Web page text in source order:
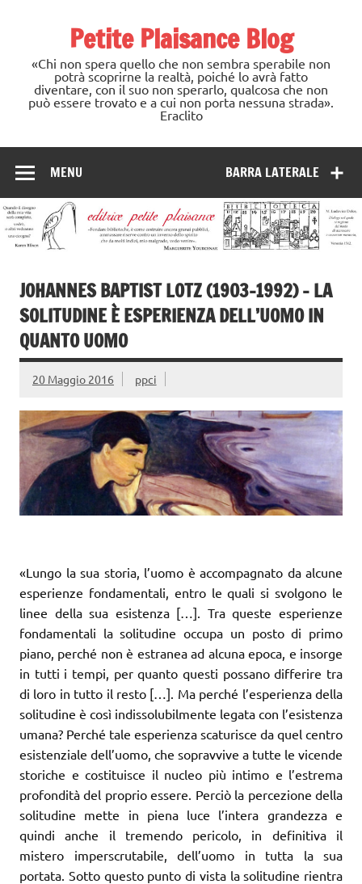
Petite Plaisance Blog
«Chi non spera quello che non sembra sperabile non
potrà scoprirne la realtà, poiché lo avrà fatto
diventare, con il suo non sperarlo, qualcosa che non
può essere trovato e a cui non porta nessuna strada».
Eraclito
BARRA LATERALE
MENU
JOHANNES BAPTIST LOTZ (1903-1992) – LA
SOLITUDINE È ESPERIENZA DELL’UOMO IN
QUANTO UOMO
20 Maggio 2016 ppci
«Lungo la sua storia, l’uomo è accompagnato da alcune
esperienze fondamentali, entro le quali si svolgono le
linee della sua esistenza […]. Tra queste esperienze
fondamentali la solitudine occupa un posto di primo
piano, perché non è estranea ad alcuna epoca, e insorge
in tutti i tempi, per quanto questi possano differire tra
di loro in tutto il resto […]. Ma perché l’esperienza della
solitudine è così indissolubilmente legata con l’esistenza
umana? Perché tale esperienza scaturisce da quel centro
esistenziale dell’uomo, che sopravvive a tutte le vicende
storiche e costituisce il nucleo più intimo e l’estrema
profondità del proprio essere. Perciò la percezione della
solitudine mette in piena luce l’intera grandezza e
quindi anche il tremendo pericolo, in definitiva il
mistero imperscrutabile, dell’uomo in tutta la sua
portata. Sotto questo punto di vista la solitudine rientra